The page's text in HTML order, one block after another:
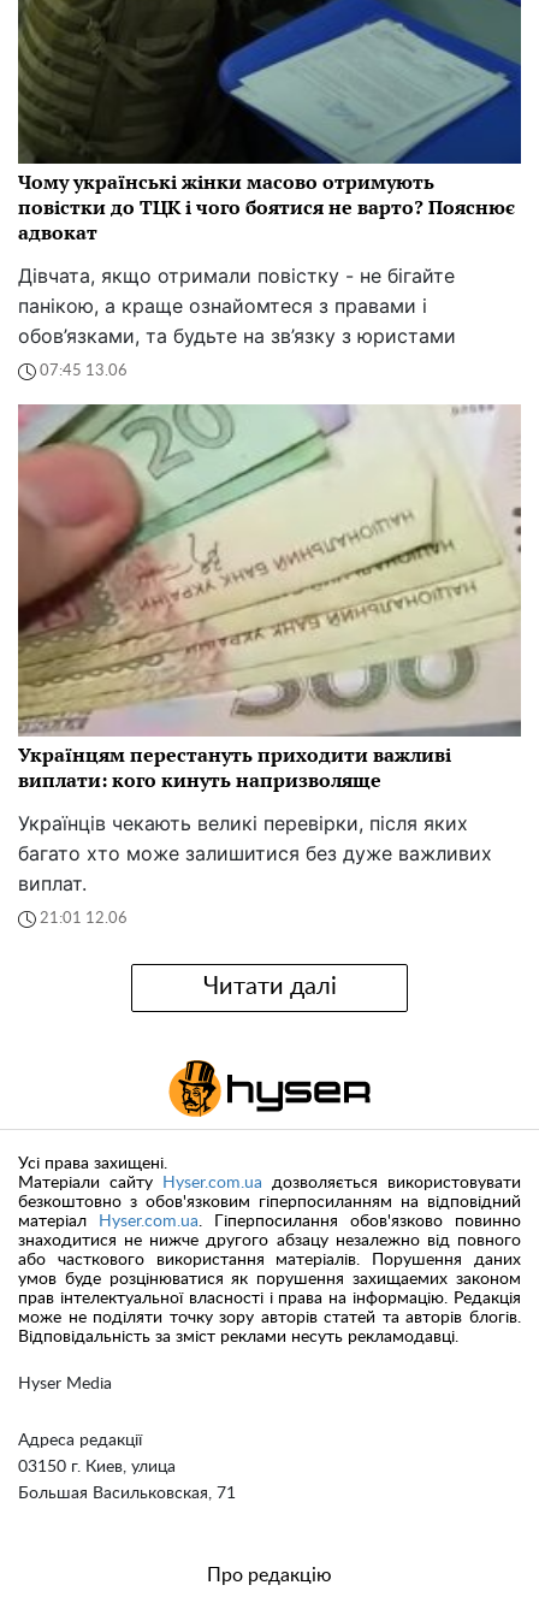
Чому українські жінки масово отримують
повістки до ТЦК і чого боятися не варто? Пояснює
адвокат
Дівчата, якщо отримали повістку - не бігайте
панікою, а краще ознайомтеся з правами і
обов’язками, та будьте на зв’язку з юристами
07:45 13.06
Українцям перестануть приходити важливі
виплати: кого кинуть напризволяще
Українців чекають великі перевірки, після яких
багато хто може залишитися без дуже важливих
виплат.
21:01 12.06
Читати далі
Hyser Media
Адреса редакції
03150 г. Киев, улица
Большая Васильковская, 71
Усі права захищені.
Матеріали сайту
Hyser.com.ua дозволяється використовувати
безкоштовно з обов'язковим гіперпосиланням на відповідний
матеріал
Hyser.com.ua. Гіперпосилання обов'язково повинно
знаходитися не нижче другого абзацу незалежно від повного
або часткового використання матеріалів. Порушення даних
умов буде розцінюватися як порушення захищаемих законом
прав інтелектуальної власності і права на інформацію. Редакція
може не поділяти точку зору авторів статей та авторів блогів.
Відповідальність за зміст реклами несуть рекламодавці.
Про редакцію